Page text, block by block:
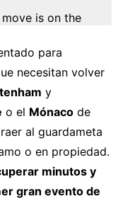
is on the
Newcastle and
clubs.
October 24,
para
necesitan volver
y
o el Mónaco de
al guardameta
o en propiedad.
minutos y
gran evento de